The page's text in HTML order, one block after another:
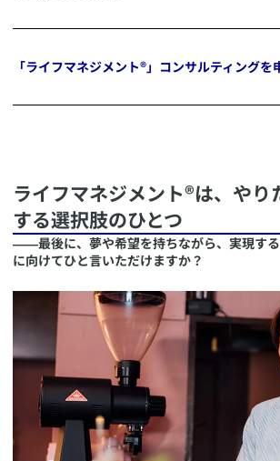
「ライフマネジメント®」コンサルティングを
ライフマネジメント®は、やり
する選択肢のひとつ
――最後に、夢や希望を持ちながら、実現す
に向けてひと言いただけますか？